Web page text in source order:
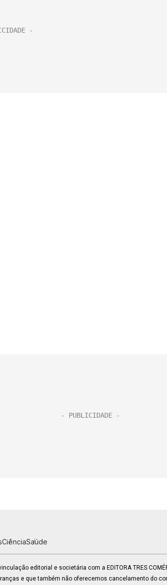
CiênciaSaúde
editorial e societária com a EDITORA TRES
e que também não oferecemos cancelamento do